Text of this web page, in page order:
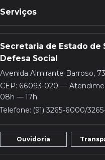
Serviços
Secretaria de Estado de
Defesa Social
Avenida Almirante Barroso,
CEP: 66093-020 —
08h — 17h
Telefone: (91) 3265-6000/
Ouvidoria